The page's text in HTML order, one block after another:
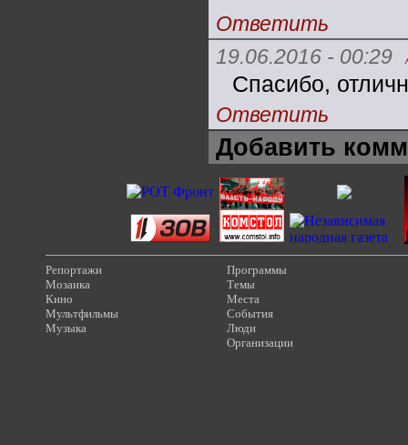
Ответить
19.06.2016 - 00:29
Спасибо,
Ответить
Добавить
Репортажи
Мозаика
Кино
Мультфильмы
Музыка
Программы
Темы
Места
События
Люди
Организации